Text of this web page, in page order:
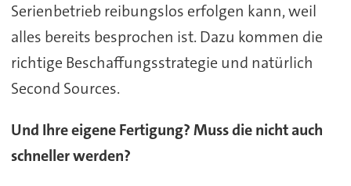
Serienbetrieb reibungslos erfolgen kann, weil
alles bereits besprochen ist. Dazu kommen die
richtige Beschaffungsstrategie und natürlich
Second Sources.
Und Ihre eigene Fertigung? Muss die nicht auch
schneller werden?